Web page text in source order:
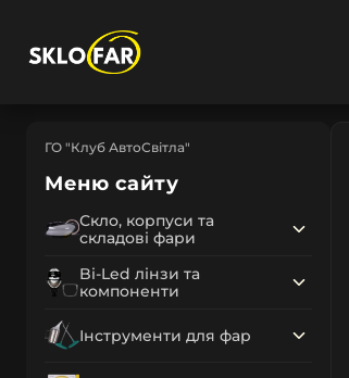
ГО "Клуб АвтоСвітла"
Меню сайту
Скло, корпуси та
складові фари
Bi-Led лінзи та
компоненти
Інструменти для фар